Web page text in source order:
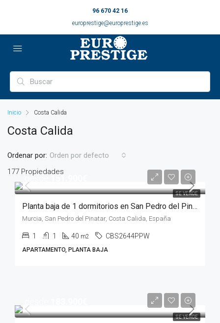
96 670 42 16
europrestige@europrestige.es
Inicio Costa Calida
Costa Calida
177 Propiedades
Ordenar por: Orden por defecto
SE VENDE
desde
Planta baja de 1 dormitorios en San Pedro del Pinatar, MURCIA
Murcia, San Pedro del Pinatar, Costa Calida, España
1 1 40 m2 CBS2644PPW
APARTAMENTO, PLANTA BAJA
SE VENDE